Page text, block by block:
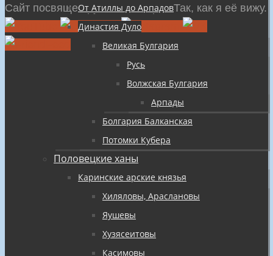
Сайт посвящен русской истории Так, как я её вижу.
содержимому От Атиллы до Арпадов
Династия Дуло
Великая Булгария
Русь
Волжская Булгария
Арпады
Болгария Балканская
Потомки Кубера
Половецкие ханы
Каринские арские князья
Хиляловы, Араслановы
Яушевы
Хузясеитовы
Касимовы